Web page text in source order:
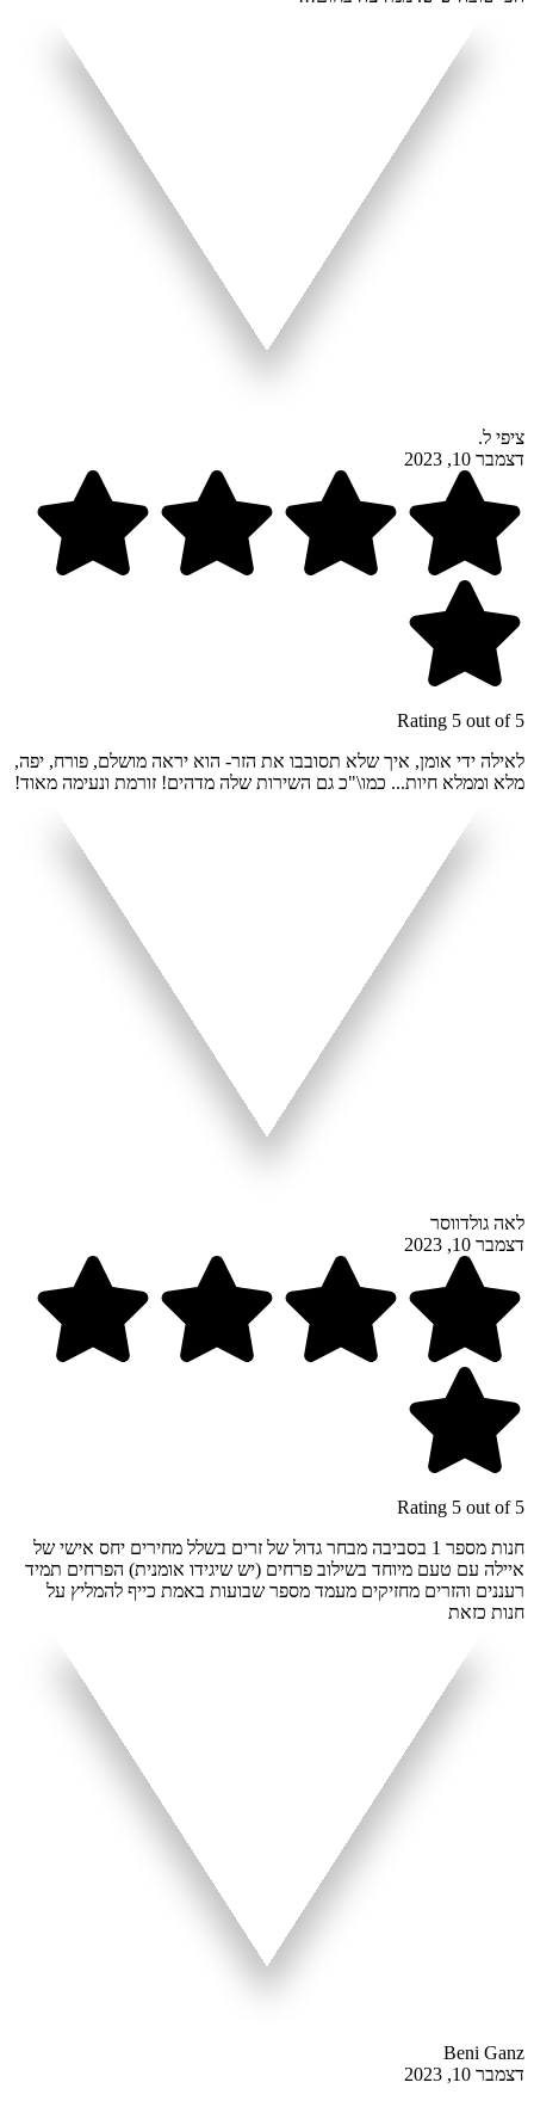
ציפי ל.
דצמבר 10, 2023
Rating 5 out of 5
לאילה ידי אומן, איך שלא תסובבו את הזר- הוא יראה מושלם, פורח, יפה,
מלא וממלא חיות... כמו\"כ גם השירות שלה מדהים! זורמת ונעימה מאוד!
לאה גולדווסר
דצמבר 10, 2023
Rating 5 out of 5
חנות מספר 1 בסביבה מבחר גדול של זרים בשלל מחירים יחס אישי של
איילה עם טעם מיוחד בשילוב פרחים (יש שיגידו אומנית) הפרחים תמיד
רעננים והזרים מחזיקים מעמד מספר שבועות באמת כייף להמליץ על
חנות כזאת
Beni Ganz
דצמבר 10, 2023